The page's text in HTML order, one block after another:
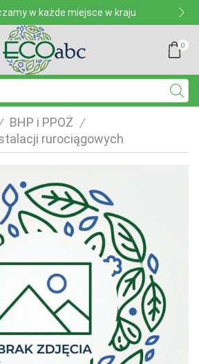
w każde miejsce w kraju
0
BHP i PPOŻ /
rurociągowych